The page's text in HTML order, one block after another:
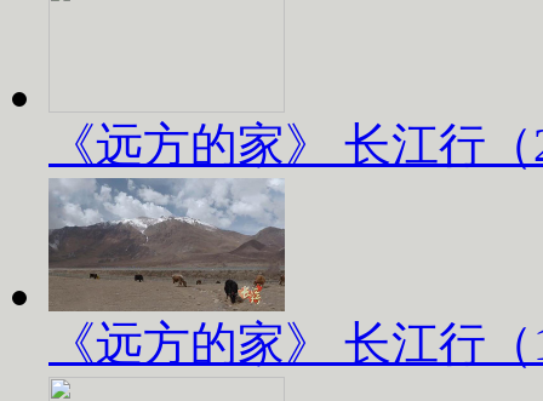
《远方的家》 长江行
《远方的家》 长江行